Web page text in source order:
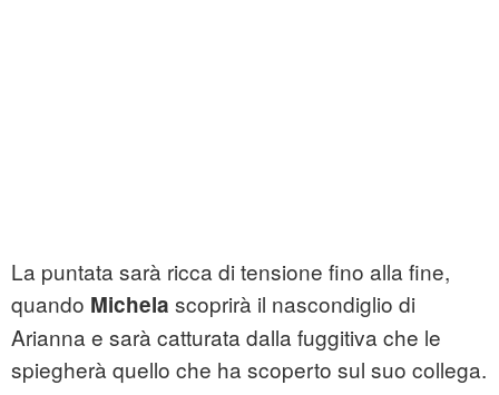
La puntata sarà ricca di tensione fino alla fine,
quando Michela scoprirà il nascondiglio di
Arianna e sarà catturata dalla fuggitiva che le
spiegherà quello che ha scoperto sul suo collega.